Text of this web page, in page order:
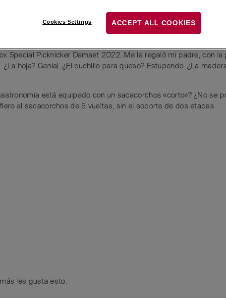
Special Picknicker Damast 2022. Me la regaló mi padre, con
hoja? Genial. ¿El cuchillo para queso? Estupendo. ¿La
está equipado con un sacacorchos «corto»? ¿No se
al sacacorchos de 5 vueltas, sin el soporte de dos etapas
más les gusta esto.
Cookies Settings ACCEPT ALL COOKIES